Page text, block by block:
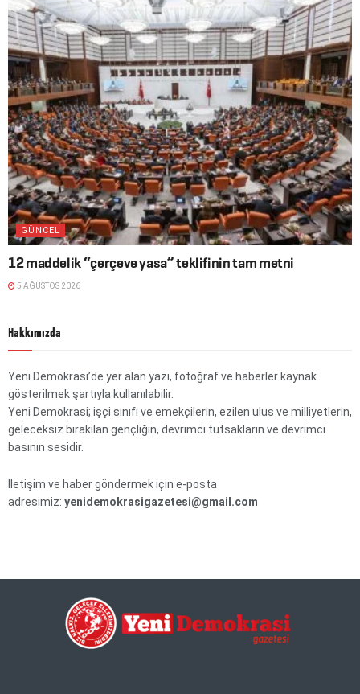
GÜNCEL
12 maddelik “çerçeve yasa” teklifinin tam metni
5 AĞUSTOS 2026
Hakkımızda
Yeni Demokrasi’de yer alan yazı, fotoğraf ve haberler kaynak
gösterilmek şartıyla kullanılabilir.
Yeni Demokrasi; işçi sınıfı ve emekçilerin, ezilen ulus ve milliyetlerin,
geleceksiz bırakılan gençliğin, devrimci tutsakların ve devrimci
basının sesidir.
İletişim ve haber göndermek için e-posta
adresimiz: yenidemokrasigazetesi@gmail.com